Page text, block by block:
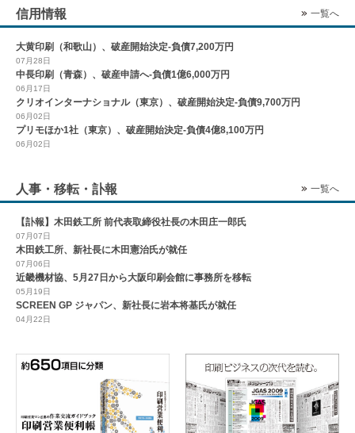
信用情報 一覧へ
大黄印刷（和歌山）、破産開始決定-負債7,200万円
07月28日
中長印刷（青森）、破産申請へ-負債1億6,000万円
06月17日
クリオインターナショナル（東京）、破産開始決定-負債9,700万円
06月02日
プリモほか1社（東京）、破産開始決定-負債4億8,100万円
06月02日
人事・移転・訃報 一覧へ
【訃報】木田鉄工所 前代表取締役社長の木田庄一郎氏
07月07日
木田鉄工所、新社長に木田憲治氏が就任
07月06日
近畿機材協、5月27日から大阪印刷会館に事務所を移転
05月19日
SCREEN GP ジャパン、新社長に岩本将基氏が就任
04月22日